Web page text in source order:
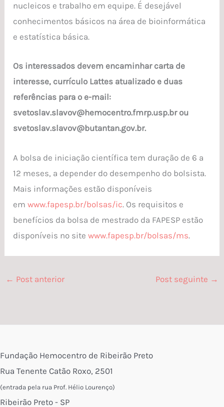
nucleicos e trabalho em equipe. É desejável
conhecimentos básicos na área de bioinformática
e estatística básica.
Os interessados devem encaminhar carta de
interesse, currículo Lattes atualizado e duas
referências para o e-mail:
svetoslav.slavov@hemocentro.fmrp.usp.br ou
svetoslav.slavov@butantan.gov.br.
A bolsa de iniciação científica tem duração de 6 a
12 meses, a depender do desempenho do bolsista.
Mais informações estão disponíveis
emwww.fapesp.br/bolsas/ic. Os requisitos e
benefícios da bolsa de mestrado da FAPESP estão
disponíveis no sitewww.fapesp.br/bolsas/ms.
← Post anterior Post seguinte →
Fundação Hemocentro de Ribeirão Preto
Rua Tenente Catão Roxo, 2501
(entrada pela rua Prof. Hélio Lourenço)
Ribeirão Preto - SP